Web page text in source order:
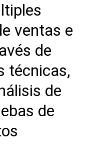
ventas e
de
técnicas,
de
de